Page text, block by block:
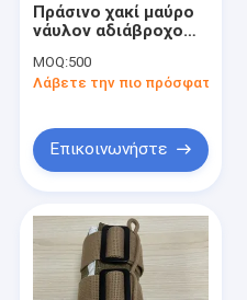
Πράσινο χακί μαύρο
νάυλον αδιάβροχο
υπαίθριο τακτικό
εργαλείο
σκληρό
MOQ:500
Λάβετε την πιο πρόσφατη τιμή
Επικοινωνήστε